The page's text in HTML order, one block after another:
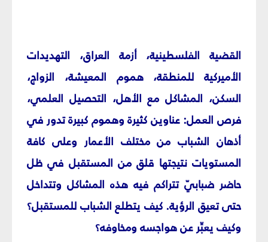
القضية الفلسطينية، أزمة العراق، التهديدات
الأميركية للمنطقة، هموم المعيشة، الزواج،
السكن، المشاكل مع الأهل، التحصيل العلمي،
فرص العمل: عناوين كثيرة وهموم كبيرة تدور في
أذهان الشباب من مختلف الأعمار وعلى كافة
المستويات نتيجتها قلق من المستقبل في ظل
حاضر ضبابيّ تتراكم فيه هذه المشاكل وتتداخل
حتى تعيق الرؤية. كيف يتطلع الشباب للمستقبل؟
وكيف يعبِّر عن هواجسه ومخاوفه؟